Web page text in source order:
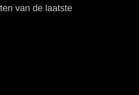
van de laatste